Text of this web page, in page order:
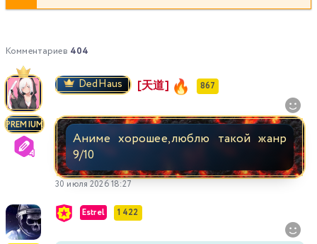
Комментариев 404
PREMIUM
DedHaus [天道] 867
Аниме хорошее,люблю такой жанр
9/10
30 июля 2026 18:27
Estrel 1 422